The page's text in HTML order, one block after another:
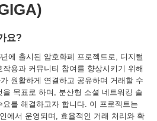
요?
에 출시된 암호화폐 프로젝트로, 디지털
용과 커뮤니티 참여를 향상시키기 위해
원활하게 연결하고 공유하며 거래할 수
을 목표로 하며, 분산형 소셜 네트워킹 솔
를 해결하고자 합니다. 이 프로젝트는
에서 운영되며, 효율적인 거래 처리와 확